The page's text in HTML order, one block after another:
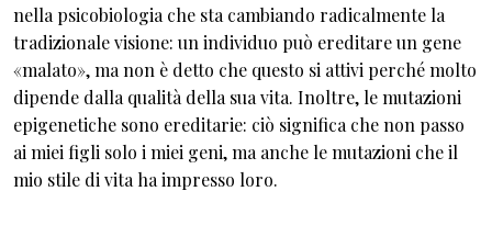
nella psicobiologia che sta cambiando radicalmente la
tradizionale visione: un individuo può ereditare un gene
«malato», ma non è detto che questo si attivi perché molto
dipende dalla qualità della sua vita. Inoltre, le mutazioni
epigenetiche sono ereditarie: ciò significa che non passo
ai miei figli solo i miei geni, ma anche le mutazioni che il
mio stile di vita ha impresso loro.